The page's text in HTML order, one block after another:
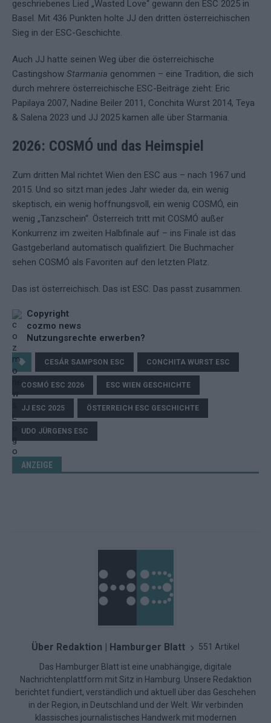
geschriebenes Lied „Wasted Love“ gewann den ESC 2025 in
Basel. Mit 436 Punkten holte JJ den dritten österreichischen
Sieg in der ESC-Geschichte.
Auch JJ hatte seinen Weg über die österreichische
Castingshow Starmania genommen – eine Tradition, die sich
durch mehrere österreichische ESC-Beiträge zieht: Eric
Papilaya 2007, Nadine Beiler 2011, Conchita Wurst 2014, Teya
& Salena 2023 und JJ 2025 kamen alle über Starmania.
2026: COSMÓ und das Heimspiel
Zum dritten Mal richtet Wien den ESC aus – nach 1967 und
2015. Und so sitzt man jedes Jahr wieder da, ein wenig
skeptisch, ein wenig hoffnungsvoll, ein wenig COSMÓ, ein
wenig „Tanzschein“. Österreich tritt mit COSMÓ außer
Konkurrenz im zweiten Halbfinale auf – ins Finale ist das
Gastgeberland automatisch qualifiziert. Die Buchmacher
sehen COSMÓ als Favoriten auf den letzten Platz.
Das ist österreichisch. Das ist ESC. Das passt zusammen.
Copyright
cozmo news
Nutzungsrechte erwerben?
CESÁR SAMPSON ESC CONCHITA WURST ESC
COSMÓ ESC 2026 ESC WIEN GESCHICHTE
JJ ESC 2025 ÖSTERREICH ESC GESCHICHTE
UDO JÜRGENS ESC
ANZEIGE
Über Redaktion | Hamburger Blatt 551 Artikel
Das Hamburger Blatt ist eine unabhängige, digitale
Nachrichtenplattform mit Sitz in Hamburg. Unsere Redaktion
berichtet fundiert, verständlich und aktuell über das Geschehen
in der Region, in Deutschland und der Welt. Wir verbinden
klassisches journalistisches Handwerk mit modernen